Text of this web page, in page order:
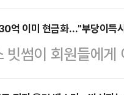
에 30만명이 넘
시'(Fetish·특정
은 사진을 올리며
머리띠도 질끈 동
이다. 하루 종일
비해 체력을 보존
추운 것쯤이야……"
억 이미 현금화…"부당이
빗썸이 회원들에
비트코인(BTC)